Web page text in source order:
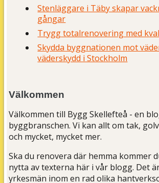
Stenläggare i Täby skapar
gångar
Trygg totalrenovering med
Skydda byggnationen mot
väderskydd i Stockholm
Välkommen
Välkommen till Bygg Skellefteå - en
byggbranschen. Vi kan allt om tak,
och mycket, mycket mer.
Ska du renovera där hemma kommer
nytta av texterna här i vår blogg. Det
yrkesmän inom en rad olika